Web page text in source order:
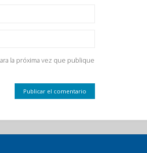
la próxima vez que publique